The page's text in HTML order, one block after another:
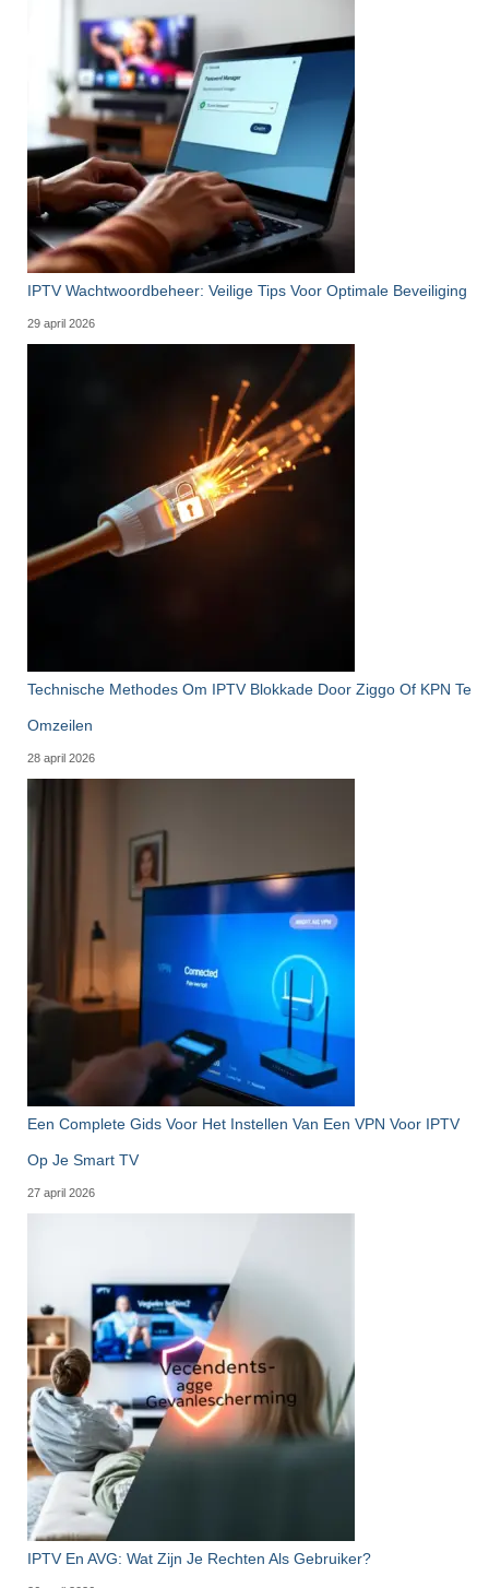
IPTV Wachtwoordbeheer: Veilige Tips Voor Optimale Beveiliging
29 april 2026
Technische Methodes Om IPTV Blokkade Door Ziggo Of KPN Te
Omzeilen
28 april 2026
Een Complete Gids Voor Het Instellen Van Een VPN Voor IPTV
Op Je Smart TV
27 april 2026
IPTV En AVG: Wat Zijn Je Rechten Als Gebruiker?